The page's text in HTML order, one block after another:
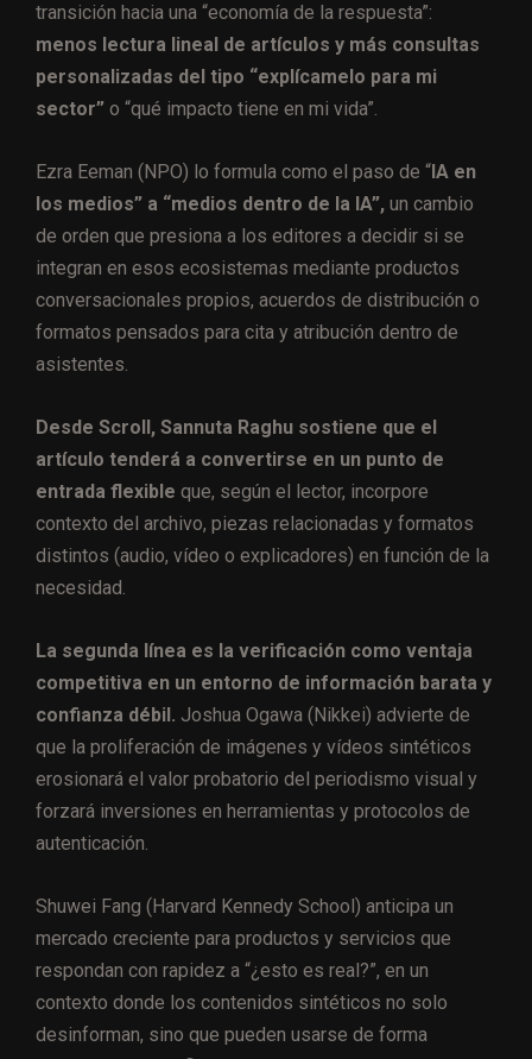
transición hacia una “economía de la respuesta”:
menos lectura lineal de artículos y más consultas
personalizadas del tipo “explícamelo para mi
sector” o “qué impacto tiene en mi vida”.
Ezra Eeman (NPO) lo formula como el paso de “ IA en
los medios” a “medios dentro de la IA”, un cambio
de orden que presiona a los editores a decidir si se
integran en esos ecosistemas mediante productos
conversacionales propios, acuerdos de distribución o
formatos pensados para cita y atribución dentro de
asistentes.
Desde Scroll, Sannuta Raghu sostiene que el
artículo tenderá a convertirse en un punto de
entrada flexible que, según el lector, incorpore
contexto del archivo, piezas relacionadas y formatos
distintos (audio, vídeo o explicadores) en función de la
necesidad.
La segunda línea es la verificación como ventaja
competitiva en un entorno de información barata y
confianza débil. Joshua Ogawa (Nikkei) advierte de
que la proliferación de imágenes y vídeos sintéticos
erosionará el valor probatorio del periodismo visual y
forzará inversiones en herramientas y protocolos de
autenticación.
Shuwei Fang (Harvard Kennedy School) anticipa un
mercado creciente para productos y servicios que
respondan con rapidez a “¿esto es real?”, en un
contexto donde los contenidos sintéticos no solo
desinforman, sino que pueden usarse de forma